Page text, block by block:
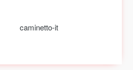
caminetto-it